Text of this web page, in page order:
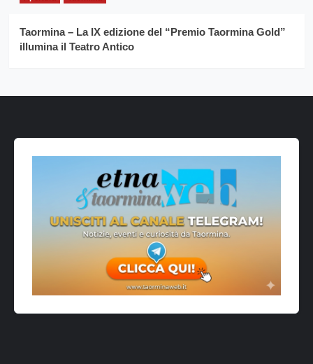
Taormina – La IX edizione del “Premio Taormina Gold”
illumina il Teatro Antico